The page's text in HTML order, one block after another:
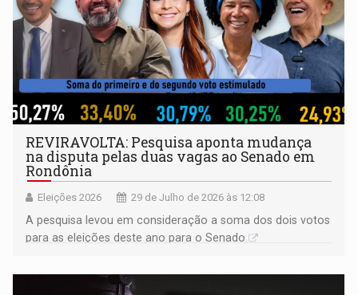
REVIRAVOLTA: Pesquisa aponta mudança
na disputa pelas duas vagas ao Senado em
Rondônia
Eleições 2026 29 de Julho de 2026 às 12:08
A pesquisa levou em consideração a soma dos dois votos
para as eleições deste ano para o Senado